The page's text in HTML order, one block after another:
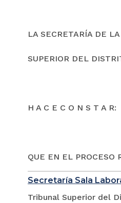
LA SECRETARÍA DE
SUPERIOR DEL
H A C E C O N S T A R:
QUE EN EL PROCESO
Secretaría Sala
Tribunal Superior del